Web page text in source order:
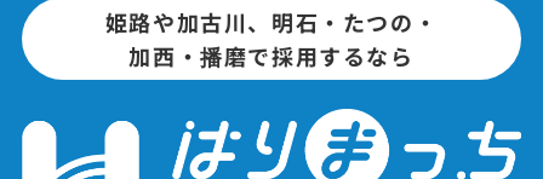
姫路や加古川、明石・たつの・
加西・播磨で採用するなら